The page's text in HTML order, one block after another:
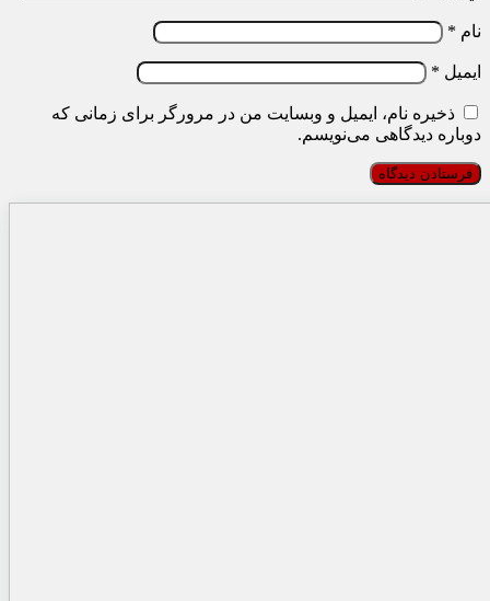
نام *
ایمیل *
ذخیره نام، ایمیل و وبسایت من در مرورگر برای زمانی که
دوباره دیدگاهی می‌نویسم.